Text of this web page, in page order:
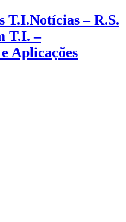
Notícias – R.S.
T.I. –
Aplicações